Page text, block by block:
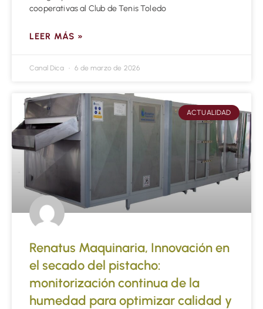
cooperativas al Club de Tenis Toledo
LEER MÁS »
Canal Dica 6 de marzo de 2026
ACTUALIDAD
Renatus Maquinaria, Innovación en
el secado del pistacho:
monitorización continua de la
humedad para optimizar calidad y